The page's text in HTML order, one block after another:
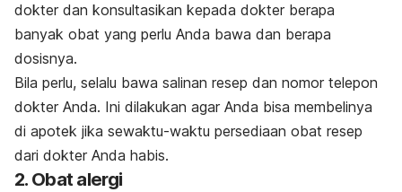
dokter dan konsultasikan kepada dokter berapa
banyak obat yang perlu Anda bawa dan berapa
dosisnya.
Bila perlu, selalu bawa salinan resep dan nomor telepon
dokter Anda. Ini dilakukan agar Anda bisa membelinya
di apotek jika sewaktu-waktu persediaan obat resep
dari dokter Anda habis.
2. Obat alergi